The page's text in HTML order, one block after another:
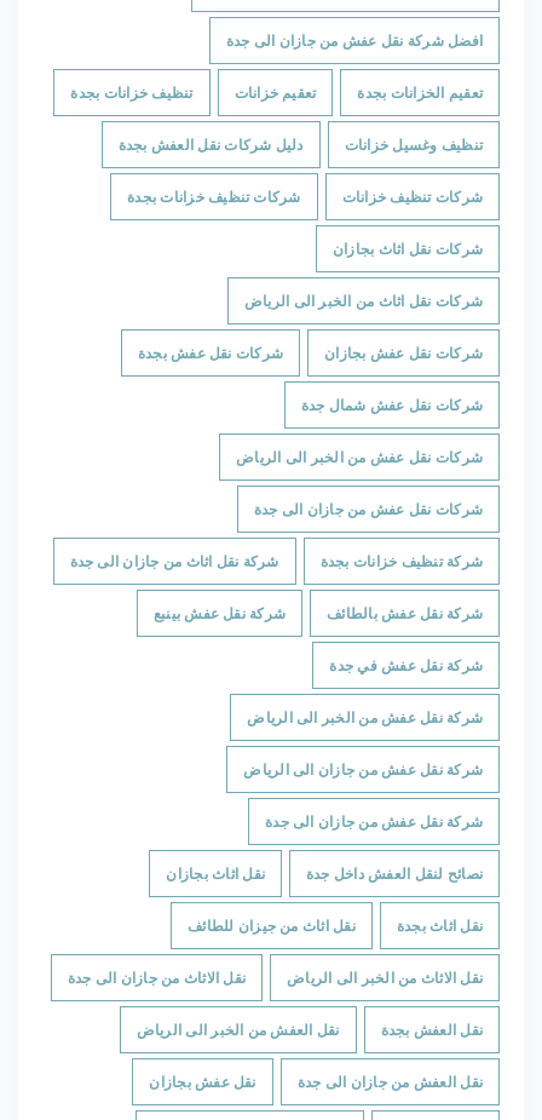
افضل شركة نقل عفش من جازان الى جدة
تعقيم الخزانات بجدة تعقيم خزانات تنظيف خزانات بجدة
تنظيف وغسيل خزانات دليل شركات نقل العفش بجدة
شركات تنظيف خزانات شركات تنظيف خزانات بجدة
شركات نقل اثاث بجازان
شركات نقل اثاث من الخبر الى الرياض
شركات نقل عفش بجازان شركات نقل عفش بجدة
شركات نقل عفش شمال جدة
شركات نقل عفش من الخبر الى الرياض
شركات نقل عفش من جازان الى جدة
شركة تنظيف خزانات بجدة شركة نقل اثاث من جازان الى جدة
شركة نقل عفش بالطائف شركة نقل عفش بينبع
شركة نقل عفش في جدة
شركة نقل عفش من الخبر الى الرياض
شركة نقل عفش من جازان الى الرياض
شركة نقل عفش من جازان الى جدة
نصائح لنقل العفش داخل جدة نقل اثاث بجازان
نقل اثاث بجدة نقل اثاث من جيزان للطائف
نقل الاثاث من الخبر الى الرياض نقل الاثاث من جازان الى جدة
نقل العفش بجدة نقل العفش من الخبر الى الرياض
نقل العفش من جازان الى جدة نقل عفش بجازان